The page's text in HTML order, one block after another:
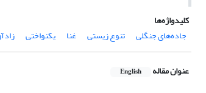
کلیدواژه‌ها
جاده‌های جنگلی
تنوع زیستی غنا یکنواختی
عنوان مقاله English